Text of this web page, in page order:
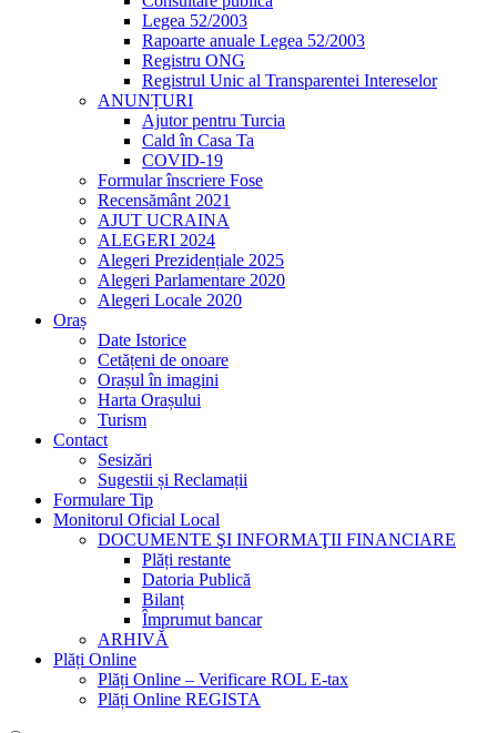
Legea 52/2003
Rapoarte anuale Legea 52/2003
Registru ONG
Registrul Unic al Transparentei Intereselor
ANUNȚURI
Ajutor pentru Turcia
Cald în Casa Ta
COVID-19
Formular înscriere Fose
Recensământ 2021
AJUT UCRAINA
ALEGERI 2024
Alegeri Prezidențiale 2025
Alegeri Parlamentare 2020
Alegeri Locale 2020
Oraș
Date Istorice
Cetățeni de onoare
Orașul în imagini
Harta Orașului
Turism
Contact
Sesizări
Sugestii și Reclamații
Formulare Tip
Monitorul Oficial Local
DOCUMENTE ŞI INFORMAŢII FINANCIARE
Plăți restante
Datoria Publică
Bilanț
Împrumut bancar
ARHIVĂ
Plăți Online
Plăți Online – Verificare ROL E-tax
Plăți Online REGISTA